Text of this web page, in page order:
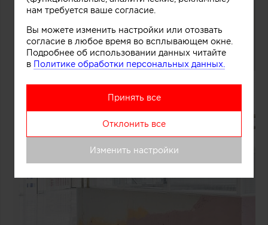
нам требуется ваше согласие.
Вы можете изменить настройки или отозвать
согласие в любое время во всплывающем окне.
Подробнее об использовании данных читайте
в Политике обработки персональных данных.
Принять все
Отклонить все
Изменить настройки